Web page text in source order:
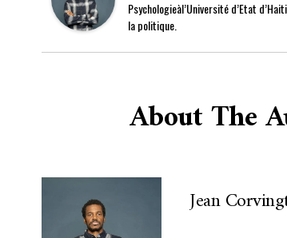
Psychologieàl’Université d’Etat
la politique.
About The
Jean